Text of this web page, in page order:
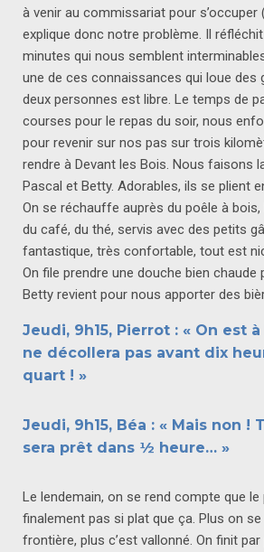
à venir au commissariat pour s’occuper
explique donc notre problème. Il
minutes qui nous semblent
une de ces connaissances qui loue des
deux personnes est libre. Le temps de
courses pour le repas du soir, nous
pour revenir sur nos pas sur trois
rendre à Devant les Bois. Nous faisons
Pascal et Betty. Adorables, ils se plient
On se réchauffe auprès du poêle à
du café, du thé, servis avec des petits
fantastique, très confortable, tout est
On file prendre une douche bien chaude
Betty revient pour nous apporter des
Jeudi, 9h15, Pierrot : « On est
ne décollera pas avant dix
quart ! »
Jeudi, 9h15, Béa : « Mais non !
sera prêt dans ½ heure… »
Le lendemain, on se rend compte que le
finalement pas si plat que ça. Plus on
frontière, plus c’est vallonné. On finit